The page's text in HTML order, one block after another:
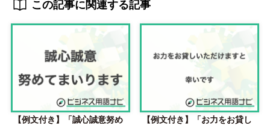
この記事に関連する記事
【例文付き】「誠心誠意努め
【例文付き】「お力をお貸し